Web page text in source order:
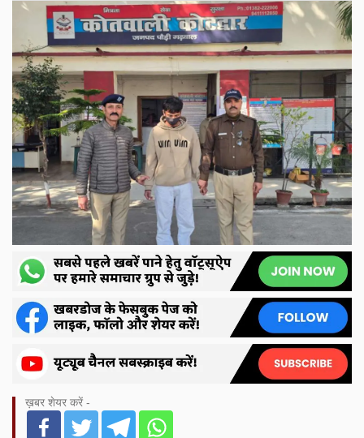
ख़बर शेयर करें -